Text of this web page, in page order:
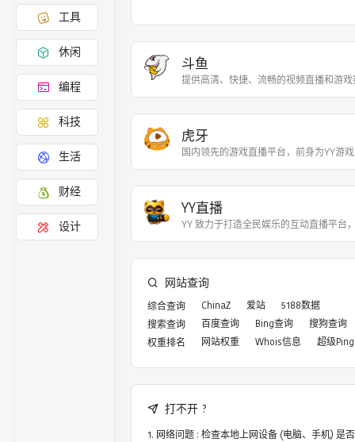
工具
休闲
编程
科技
生活
财经
设计
斗鱼
提供高清、快捷、流畅的视频直播和游
虎牙
国内领先的游戏直播平台，前身为YY游
YY直播
YY 致力于打造全民娱乐的互动直播平台
网站查询
综合查询 ChinaZ 爱站
5188数据
搜索查询
百度查询 Bing查询
搜狗查询
权重排名
网站权重 Whois信息 超级Ping
打不开 ?
网络问题 : 检查本地上网设备 (电脑、手机) 是